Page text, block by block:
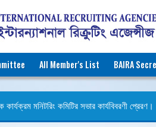
All Member's List BAIRA
মনিটরিং কমিটির সভার কার্যবিবরণী প্রেরণ।